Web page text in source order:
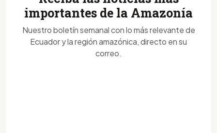
importantes de la Amazonía
Nuestro boletín semanal con lo más relevante de
Ecuador y la región amazónica, directo en su
correo.